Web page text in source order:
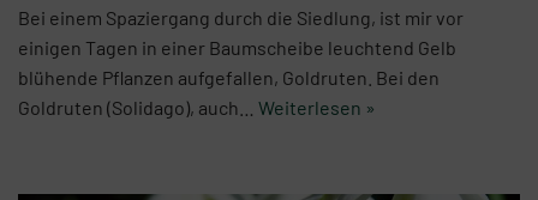
Bei einem Spaziergang durch die Siedlung, ist mir vor
einigen Tagen in einer Baumscheibe leuchtend Gelb
blühende Pflanzen aufgefallen, Goldruten. Bei den
Goldruten (Solidago), auch… Weiterlesen »